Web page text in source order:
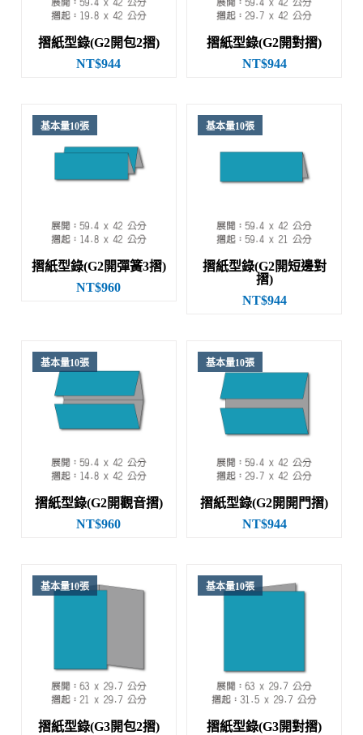
摺紙型錄(G2開包2摺)
NT$944
摺紙型錄(G2開對摺)
NT$944
基本量10張
摺紙型錄(G2開彈簧3摺)
NT$960
基本量10張
摺紙型錄(G2開短邊對
摺)
NT$944
基本量10張
摺紙型錄(G2開觀音摺)
NT$960
基本量10張
摺紙型錄(G2開開門摺)
NT$944
基本量10張
摺紙型錄(G3開包2摺)
基本量10張
摺紙型錄(G3開對摺)